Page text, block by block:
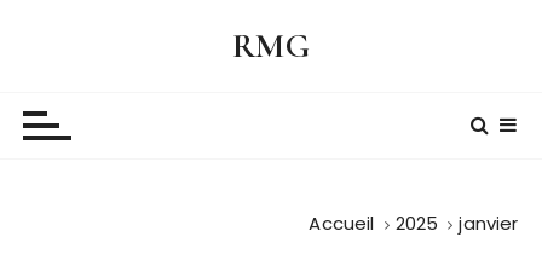
RMG
Accueil 2025 janvier